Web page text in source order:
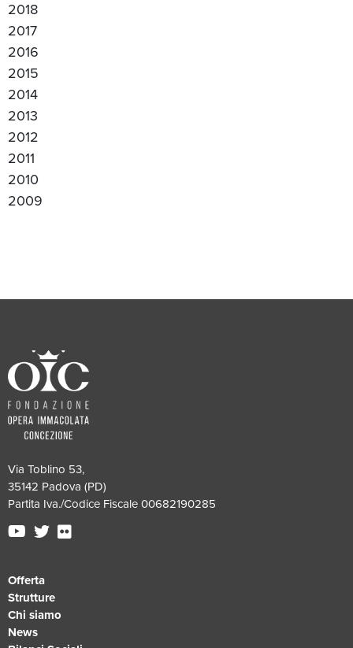
2018
2017
2016
2015
2014
2013
2012
2011
2010
2009
Via Toblino 53,
35142 Padova (PD)
Partita Iva./Codice Fiscale 00682190285
Offerta
Strutture
Chi siamo
News